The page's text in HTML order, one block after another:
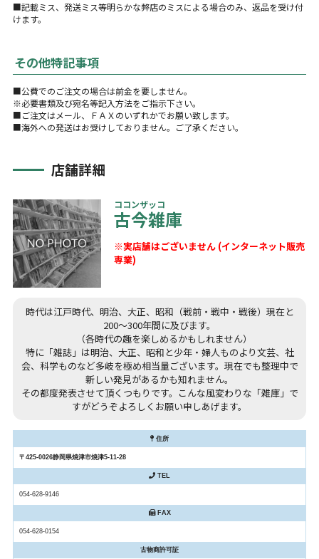
■記載ミス、発送ミス等明らかな弊店のミスによる場合のみ、返品を受け付
けます。
その他特記事項
■公費でのご注文の場合は前金を要しません。
※必要書類及び宛名等記入方法をご指示下さい。
■ご注文はメール、ＦＡＸのいずれかでお願い致します。
■海外への発送はお受けしておりません。ご了承ください。
店舗詳細
ココンザッコ
古今雑庫
※実店舗はございません (インターネット販売
専業)
時代は江戸時代、明治、大正、昭和（戦前・戦中・戦後）現在と
200～300年間に及びます。
（各時代の趣を楽しめるかもしれません）
特に「雑誌」は明治、大正、昭和と少年・婦人ものより文芸、社
会、科学ものなど多岐を極め相当量ございます。現在でも整理中で
新しい発見があるかも知れません。
その都度発表させて頂くつもりです。こんな風変わりな「雑庫」で
すがどうぞよろしくお願い申しあげます。
住所
〒425-0026静岡県焼津市焼津5-11-28
TEL
054-628-9146
FAX
054-628-0154
古物商許可証